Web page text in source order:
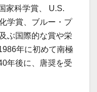
家科学賞、 U.S.
学賞、ブルー・プ
ぶ国際的な賞や栄
年に初めて南極
年後に、唐奨を受